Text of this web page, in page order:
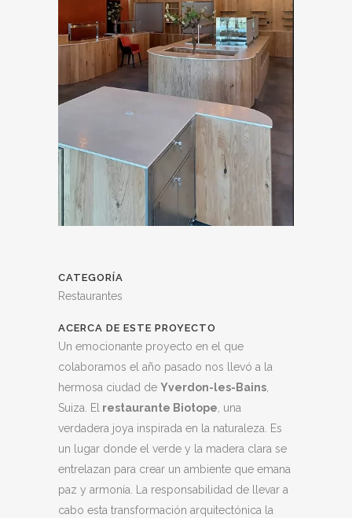
CATEGORÍA
Restaurantes
ACERCA DE ESTE PROYECTO
Un emocionante proyecto en el que
colaboramos el año pasado nos llevó a la
hermosa ciudad de Yverdon-les-Bains,
Suiza. El restaurante Biotope, una
verdadera joya inspirada en la naturaleza. Es
un lugar donde el verde y la madera clara se
entrelazan para crear un ambiente que emana
paz y armonía. La responsabilidad de llevar a
cabo esta transformación arquitectónica la